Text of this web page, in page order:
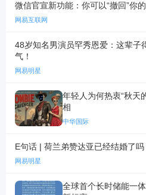
微信官宣新功能：你可以“撤回”你
网易互联网
48岁知名男演员罕秀恩爱：这辈子
气！
网易明星
年轻人为何热衷“秋天
相
中华国际
E句话 | 荷兰弟赞达亚已经结婚了吗
网易明星
全球首个长时储能一